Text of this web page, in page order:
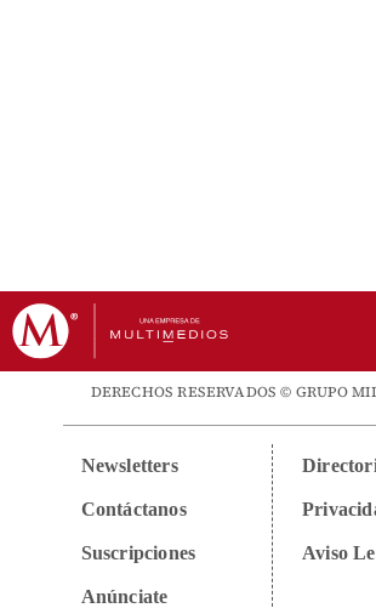
DERECHOS RESERVADOS © GRUPO
Newsletters
Contáctanos
Suscripciones
Anúnciate
Aviso